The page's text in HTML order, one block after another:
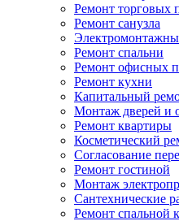
Ремонт торговых
Ремонт санузла
Ремонт спальни
Ремонт офисных
Ремонт кухни
Капитальный
Монтаж дверей и
Ремонт квартиры
Косметический
Согласование
Ремонт гостиной
Монтаж
Сантехнические
Ремонт спальной